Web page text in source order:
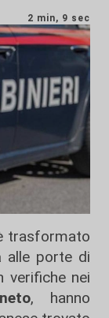
2 min, 9 sec
trasformato
alle porte di
verifiche nei
, hanno